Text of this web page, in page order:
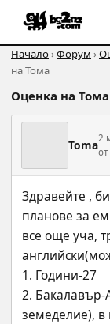
Начало›Форум ›
на Тома
Оценка на Тома
Toma2
Здравейте ,
планове за
все още уча,
1. Години-27
2.
земеделие), в